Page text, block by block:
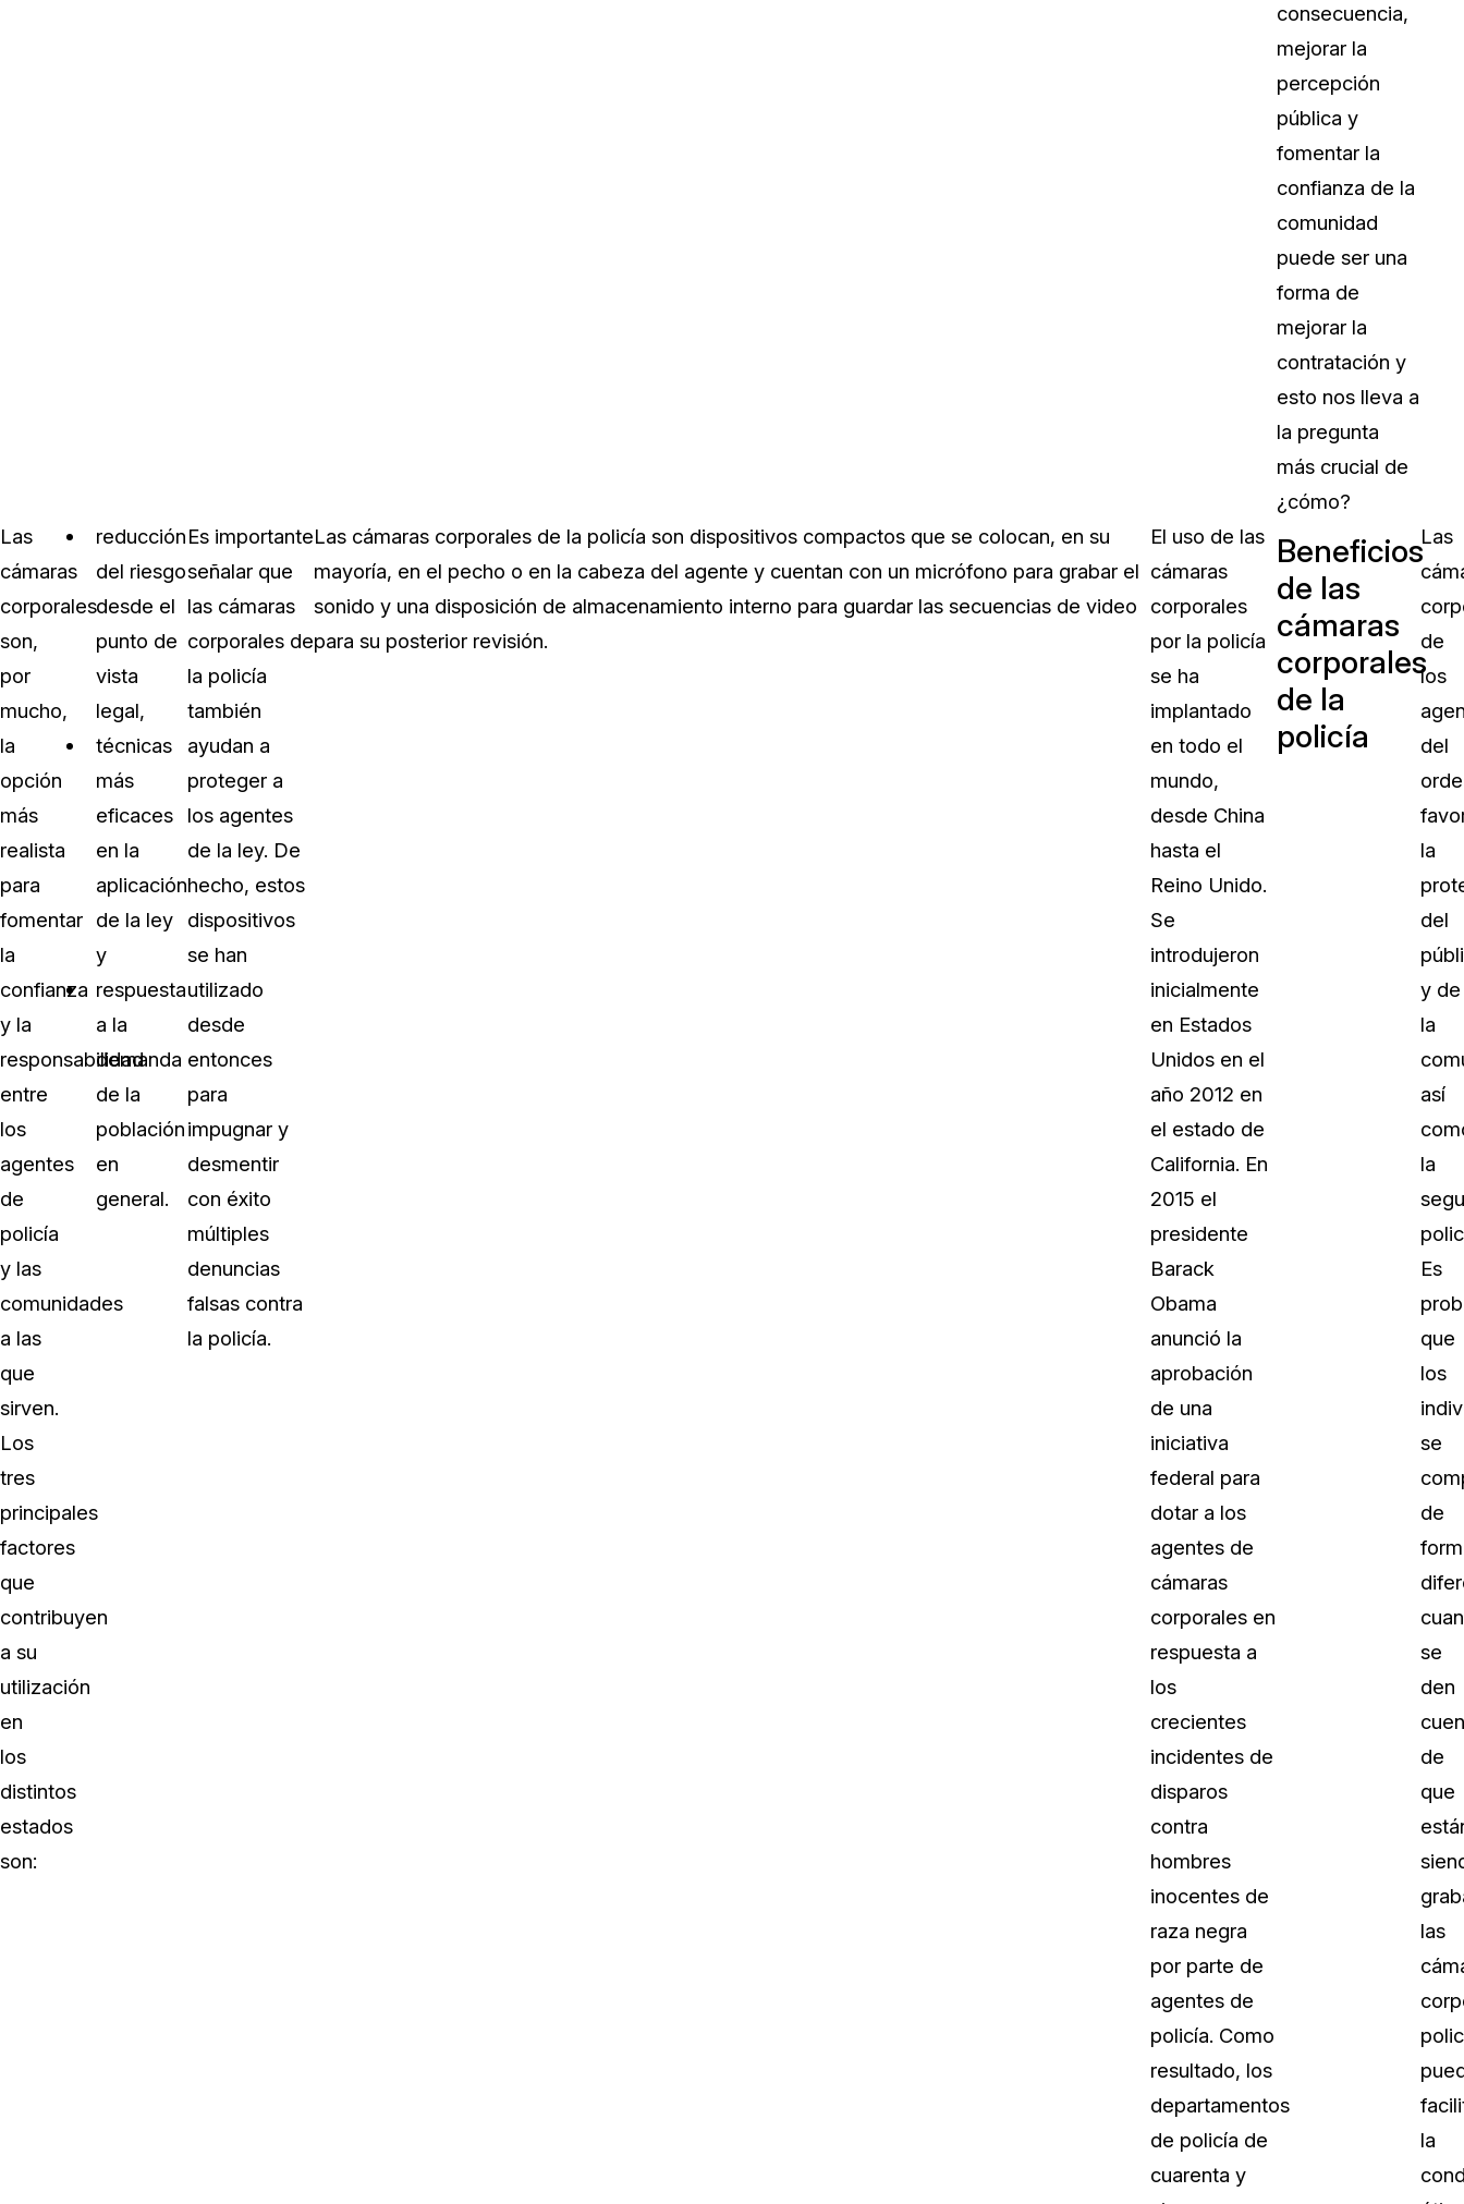
consecuencia,
mejorar la
percepción
pública y
fomentar la
confianza de la
comunidad
puede ser una
forma de
mejorar la
contratación y
esto nos lleva a
la pregunta
más crucial de
¿cómo?
Las
cámaras
corporales
son,
por
mucho,
la
opción
más
realista
para
fomentar
la
confianza
y la
responsabilidad
entre
los
agentes
de
policía
y las
comunidades
a las
que
sirven.
Los
tres
principales
factores
que
contribuyen
a su
utilización
en
los
distintos
estados
son:
reducción
del riesgo
desde el
punto de
vista
legal,
técnicas
más
eficaces
en la
aplicación
de la ley
y
respuesta
a la
demanda
de la
población
en
general.
Es importante
señalar que
las cámaras
corporales de
la policía
también
ayudan a
proteger a
los agentes
de la ley. De
hecho, estos
dispositivos
se han
utilizado
desde
entonces
para
impugnar y
desmentir
con éxito
múltiples
denuncias
falsas contra
la policía.
Las cámaras corporales de la policía son dispositivos compactos que se colocan, en su
mayoría, en el pecho o en la cabeza del agente y cuentan con un micrófono para grabar el
sonido y una disposición de almacenamiento interno para guardar las secuencias de video
para su posterior revisión.
El uso de las
cámaras
corporales
por la policía
se ha
implantado
en todo el
mundo,
desde China
hasta el
Reino Unido.
Se
introdujeron
inicialmente
en Estados
Unidos en el
año 2012 en
el estado de
California. En
2015 el
presidente
Barack
Obama
anunció la
aprobación
de una
iniciativa
federal para
dotar a los
agentes de
cámaras
corporales en
respuesta a
los
crecientes
incidentes de
disparos
contra
hombres
inocentes de
raza negra
por parte de
agentes de
policía. Como
resultado, los
departamentos
de policía de
cuarenta y
Beneficios
de las
cámaras
corporales
de la
policía
Las
de
los
del
la
del
y de
la
así
la
Es
que
los
se
de
se
den
de
que
las
la